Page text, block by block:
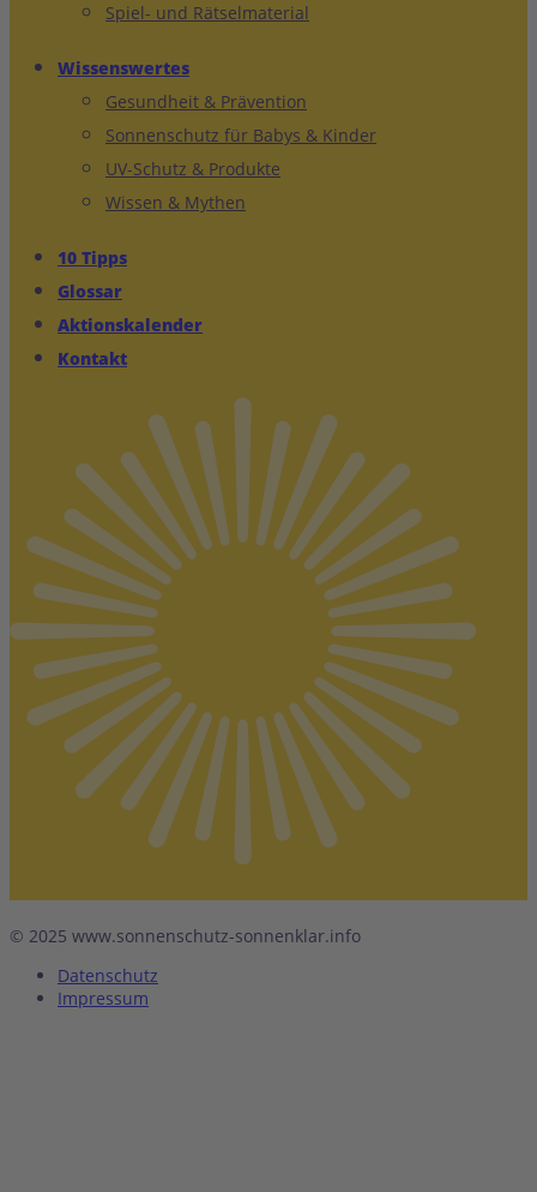
Spiel- und Rätselmaterial
Wissenswertes
Gesundheit & Prävention
Sonnenschutz für Babys & Kinder
UV-Schutz & Produkte
Wissen & Mythen
10 Tipps
Glossar
Aktionskalender
Kontakt
© 2025 www.sonnenschutz-sonnenklar.info
Datenschutz
Impressum